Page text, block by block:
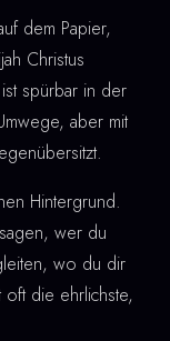
dem Papier,
Christus
spürbar in der
aber mit
Hintergrund.
wer du
wo du dir
die ehrlichste,